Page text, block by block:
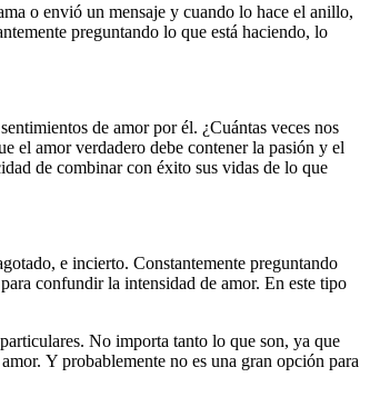
o envió un mensaje y cuando lo hace el anillo,
preguntando lo que está haciendo, lo
de amor por él. ¿Cuántas veces nos
el amor verdadero debe contener la pasión y el
de combinar con éxito sus vidas de lo que
e incierto. Constantemente preguntando
confundir la intensidad de amor. En este tipo
No importa tanto lo que son, ya que
Y probablemente no es una gran opción para